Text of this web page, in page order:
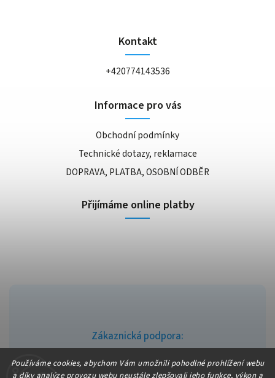
Používáme cookies, abychom Vám umožnili pohodlné prohlížení webu
a díky analýze provozu webu neustále zlepšovali jeho funkce, výkon a
Zákaznická podpora:
info@fajndrogerie.cz
Kontakt
+420774143536
Informace pro vás
Obchodní podmínky
Technické dotazy, reklamace
DOPRAVA, PLATBA, OSOBNÍ ODBĚR
Přijímáme online platby